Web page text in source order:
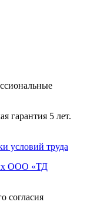
гарантия 5 лет.
условий труда
ООО «ТД
согласия